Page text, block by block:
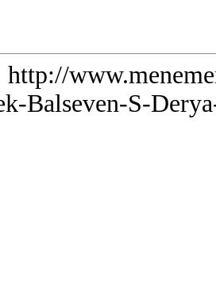
http://
Balseven-S-